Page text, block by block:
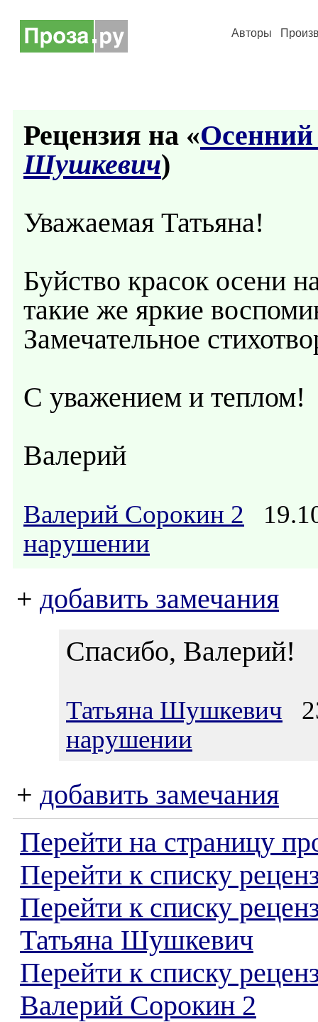
Авторы
Рецензия на «
Шушкевич)
Уважаемая Татьяна!
Буйство красок осени
такие же яркие
Замечательное
С уважением и теплом!
Валерий
Валерий Сорокин 2
нарушении
+ добавить замечания
Спасибо, Валерий!
Татьяна Шушкевич
нарушении
+ добавить замечания
Перейти на страницу
Перейти к списку
Перейти к списку
Татьяна Шушкевич
Перейти к списку
Валерий Сорокин 2